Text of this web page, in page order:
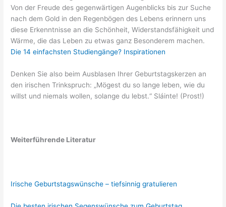
Von der Freude des gegenwärtigen Augenblicks bis zur Suche
nach dem Gold in den Regenbögen des Lebens erinnern uns
diese Erkenntnisse an die Schönheit, Widerstandsfähigkeit und
Wärme, die das Leben zu etwas ganz Besonderem machen.
Die 14 einfachsten Studiengänge? Inspirationen
Denken Sie also beim Ausblasen Ihrer Geburtstagskerzen an
den irischen Trinkspruch: „Mögest du so lange leben, wie du
willst und niemals wollen, solange du lebst.“ Sláinte! (Prost!)
Weiterführende Literatur
Irische Geburtstagswünsche – tiefsinnig gratulieren